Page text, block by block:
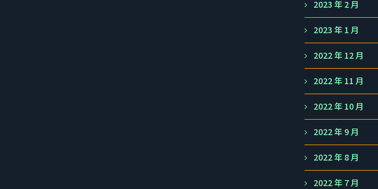
2023 年 2 月
2023 年 1 月
2022 年 12 月
2022 年 11 月
2022 年 10 月
2022 年 9 月
2022 年 8 月
2022 年 7 月